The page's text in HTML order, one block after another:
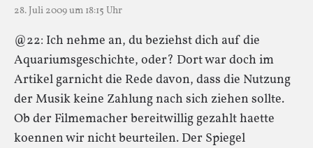
28. Juli 2009 um 18:15 Uhr
@22: Ich nehme an, du beziehst dich auf die
Aquariumsgeschichte, oder? Dort war doch im
Artikel garnicht die Rede davon, dass die Nutzung
der Musik keine Zahlung nach sich ziehen sollte.
Ob der Filmemacher bereitwillig gezahlt haette
koennen wir nicht beurteilen. Der Spiegel